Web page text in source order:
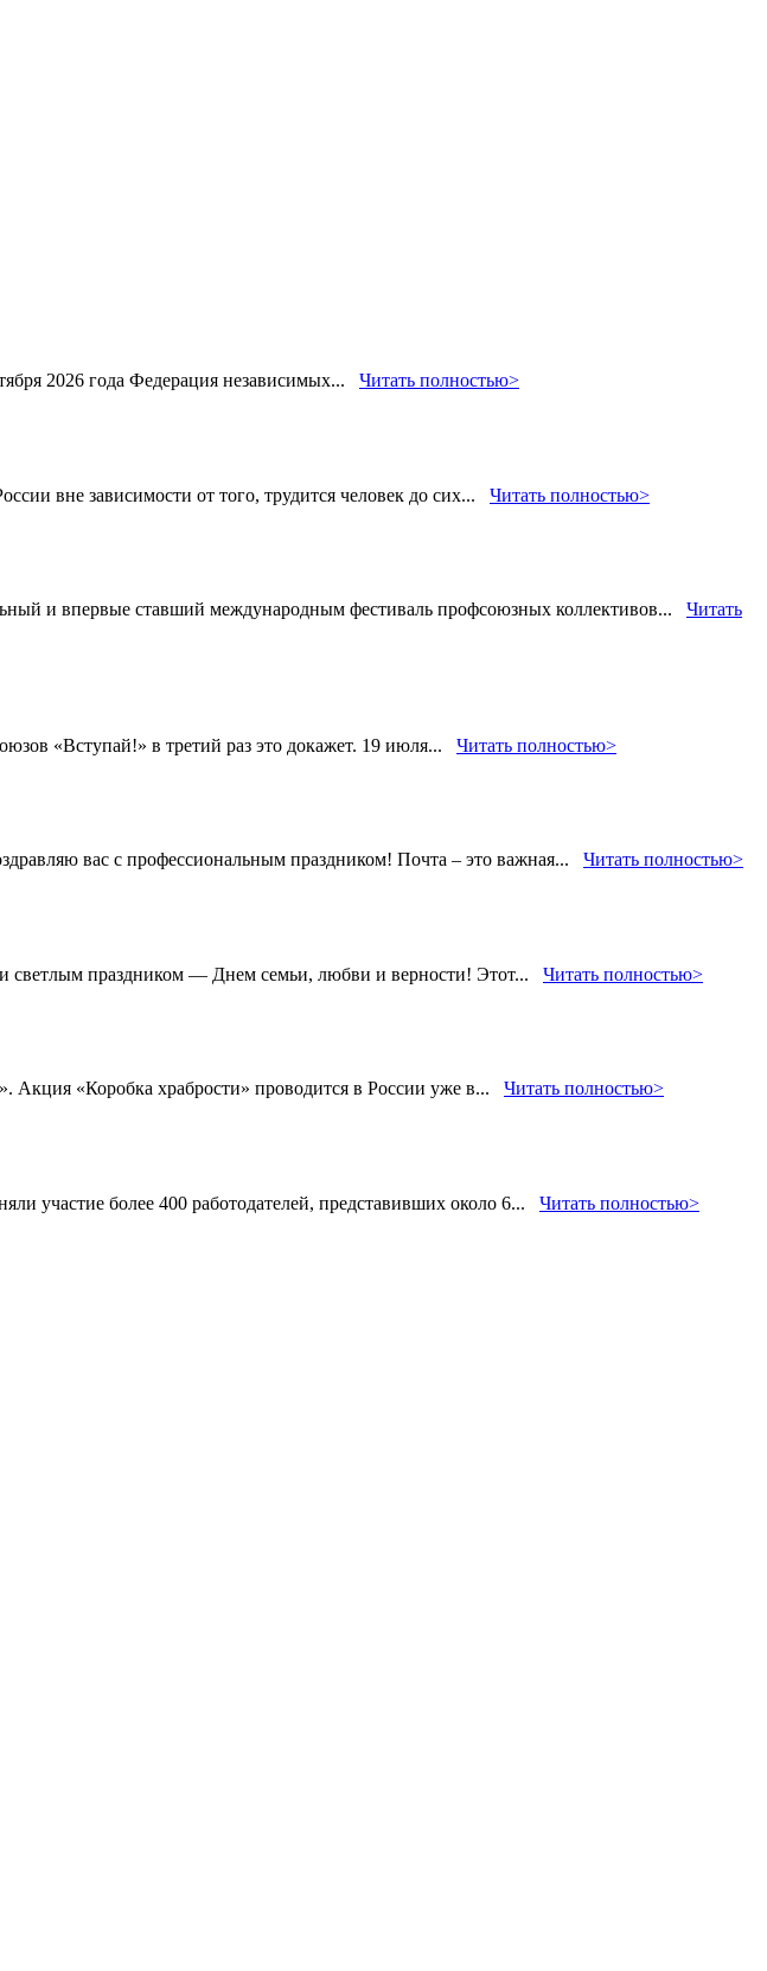
2026 года Федерация независимых... Читать полностью>
вне зависимости от того, трудится человек до сих... Читать полностью>
и впервые ставший международным фестиваль профсоюзных коллективов... Читать
«Вступай!» в третий раз это докажет. 19 июля... Читать полностью>
вас с профессиональным праздником! Почта – это важная... Читать полностью>
светлым праздником — Днем семьи, любви и верности! Этот... Читать полностью>
Акция «Коробка храбрости» проводится в России уже в... Читать полностью>
участие более 400 работодателей, представивших около 6... Читать полностью>